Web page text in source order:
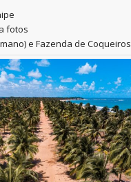
fotos
e Fazenda de Coqueiros